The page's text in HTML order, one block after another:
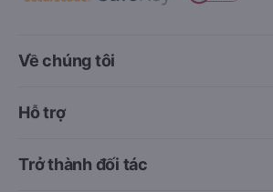
Về chúng tôi
Hỗ trợ
Trở thành đối tác